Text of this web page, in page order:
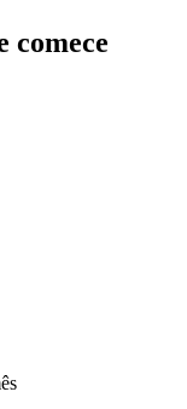
comece